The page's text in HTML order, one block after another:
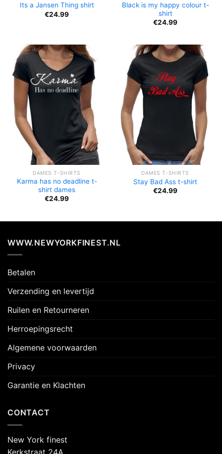
Its a Jansen Thing shirt
€24.99
Black is my happy colour t-
shirt
€24.99
DAMES T-SHIRTS
Karma has no deadline t-
shirt dames
€24.99
DAMES T-SHIRTS
Stay Bad Ass t-shirt
€24.99
WWW.NEWYORKFINEST.NL
Betalen
Verzending en levertijd
Ruilen en Retourneren
Herroepingsrecht
Algemene voorwaarden
Privacy
Garantie en Klachten
CONTACT
New York finest
Kerkstraat 24A